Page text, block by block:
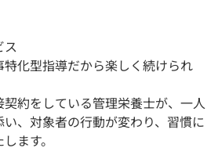
化型指導だから楽しく続けられ
約をしている管理栄養士が、一人
、対象者の行動が変わり、習慣に
ます。